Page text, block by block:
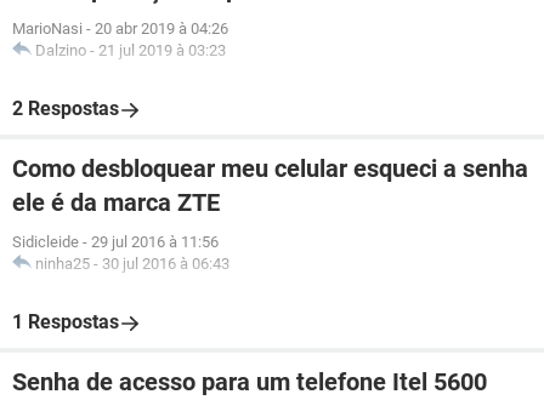
MarioNasi - 20 abr 2019 à 04:26
Dalzino - 21 jul 2019 à 03:23
2 Respostas
Como desbloquear meu celular esqueci a senha
ele é da marca ZTE
Sidicleide - 29 jul 2016 à 11:56
ninha25 - 30 jul 2016 à 06:43
1 Respostas
Senha de acesso para um telefone Itel 5600